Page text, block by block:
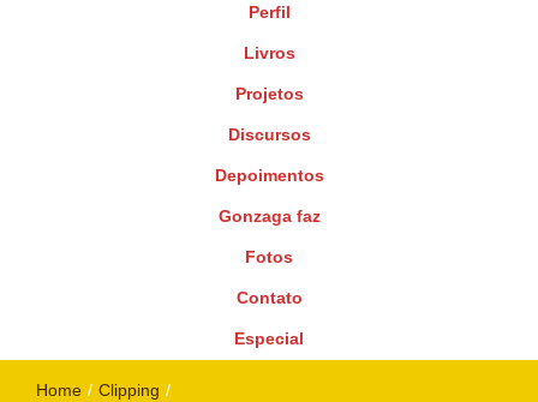
Perfil
Livros
Projetos
Discursos
Depoimentos
Gonzaga faz
Fotos
Contato
Especial
Home / Clipping /